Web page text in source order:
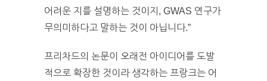
어려운 지를 설명하는 것이지, GWAS 연구가
무의미하다고 말하는 것이 아닙니다.”
프리차드의 논문이 오래전 아이디어를 도발
적으로 확장한 것이라 생각하는 프랑크는 어